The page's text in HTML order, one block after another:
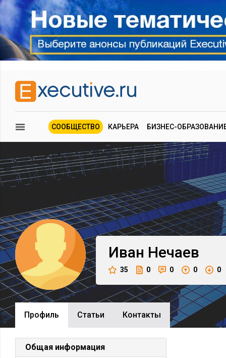
СООБЩЕСТВО КАРЬЕРА БИЗНЕС-
Иван Нечаев
35 0 0 0 0
Профиль Cтатьи Контакты
Общая информация